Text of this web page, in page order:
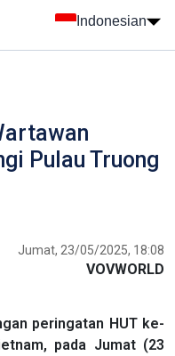
Indonesian
Pulau Truong
Jumat, 23/05/2025, 18:08
VOVWORLD
peringatan HUT ke-
pada Jumat (23